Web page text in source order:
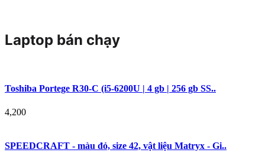
Laptop bán chạy
Toshiba Portege R30-C (i5-6200U | 4 gb | 256 gb SS..
4,200
SPEEDCRAFT - màu đỏ, size 42, vật liệu Matryx - Gi..